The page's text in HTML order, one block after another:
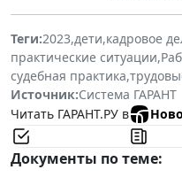
Теги:2023,дети,кадровое
практические ситуации,
судебная практика,
Источник:Система ГАРАНТ
Читать ГАРАНТ.РУ в
Документы по теме: